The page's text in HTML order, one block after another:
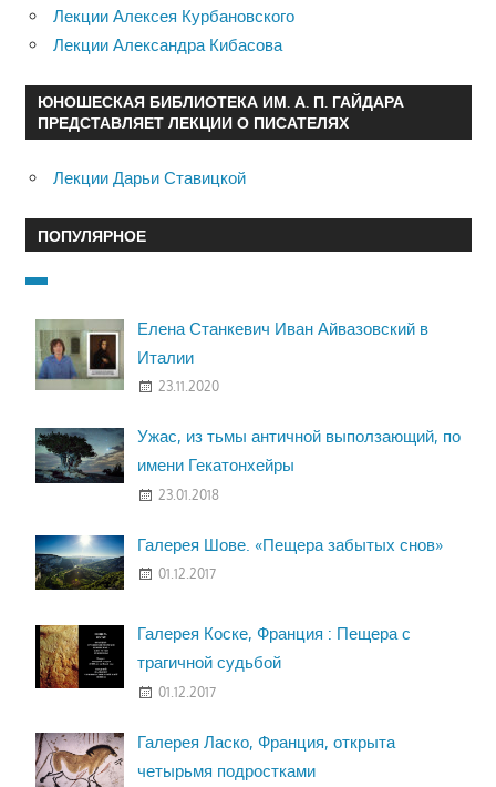
Лекции Алексея Курбановского
Лекции Александра Кибасова
ЮНОШЕСКАЯ БИБЛИОТЕКА ИМ. А. П. ГАЙДАРА
ПРЕДСТАВЛЯЕТ ЛЕКЦИИ О ПИСАТЕЛЯХ
Лекции Дарьи Ставицкой
ПОПУЛЯРНОЕ
Елена Станкевич Иван Айвазовский в
Италии
23.11.2020
Ужас, из тьмы античной выползающий, по
имени Гекатонхейры
23.01.2018
Галерея Шове. «Пещера забытых снов»
01.12.2017
Галерея Коске, Франция : Пещера с
трагичной судьбой
01.12.2017
Галерея Ласко, Франция, открыта
четырьмя подростками